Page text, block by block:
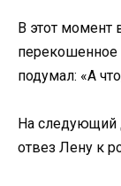
В этот
перекошенное
подумал: «А
На следующий
отвез Лену к